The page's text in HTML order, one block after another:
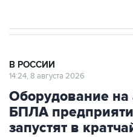
В РОССИИ
14:24, 8 августа 2026
Оборудование на
БПЛА
запустят в